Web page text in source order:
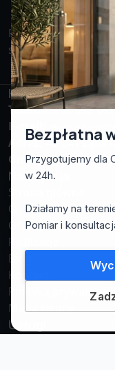
Projektujemy i
stalowe i szklane
Facebook
Kontakt
Telefon: 661-865-061
E-mail:
Adres:43-241 Łąka
Godziny pracy:pn-
Nawigacja
Strona główna
O nas
Oferta
Realizacje
Blog
Kontakt
Polityka
Mapa strony
Usługi
Bezpłatna
Przygotujemy dla
w 24h.
Działamy na
Pomiar i